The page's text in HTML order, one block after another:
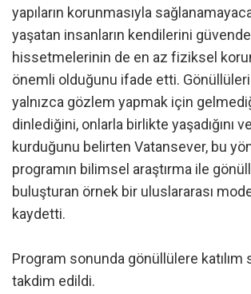
yapıların korunmasıyla
yaşatan insanların kendilerini
hissetmelerinin de en az fiziksel
önemli olduğunu ifade etti. Gönüllülerin
yalnızca gözlem yapmak için
dinlediğini, onlarla birlikte yaşadığını
kurduğunu belirten Vatansever, bu
programın bilimsel araştırma ile
buluşturan örnek bir uluslararası
kaydetti.
Program sonunda gönüllülere katılım
takdim edildi.